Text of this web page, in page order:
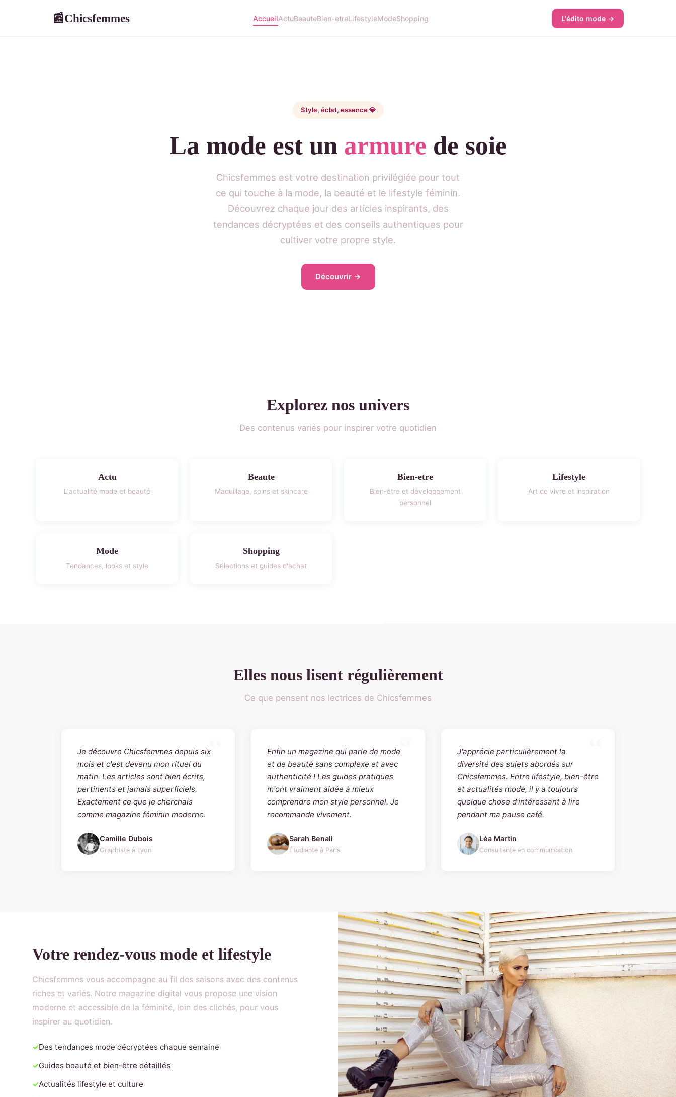
📰Chicsfemmes AccueilActuBeauteBien-etreLifestyleModeShopping L'édito mode →
Style, éclat, essence 💎
La mode est un armure de soie
Chicsfemmes est votre destination privilégiée pour tout
ce qui touche à la mode, la beauté et le lifestyle féminin.
Découvrez chaque jour des articles inspirants, des
tendances décryptées et des conseils authentiques pour
cultiver votre propre style.
Découvrir →
Explorez nos univers
Des contenus variés pour inspirer votre quotidien
Actu
L'actualité mode et beauté
Beaute
Maquillage, soins et skincare
Bien-etre
Bien-être et développement
personnel
Lifestyle
Art de vivre et inspiration
Mode
Tendances, looks et style
Shopping
Sélections et guides d'achat
Elles nous lisent régulièrement
Ce que pensent nos lectrices de Chicsfemmes
Je découvre Chicsfemmes depuis six
mois et c'est devenu mon rituel du
matin. Les articles sont bien écrits,
pertinents et jamais superficiels.
Exactement ce que je cherchais
comme magazine féminin moderne.
Camille Dubois
Graphiste à Lyon
Enfin un magazine qui parle de mode
et de beauté sans complexe et avec
authenticité ! Les guides pratiques
m'ont vraiment aidée à mieux
comprendre mon style personnel. Je
recommande vivement.
Sarah Benali
Étudiante à Paris
J'apprécie particulièrement la
diversité des sujets abordés sur
Chicsfemmes. Entre lifestyle, bien-être
et actualités mode, il y a toujours
quelque chose d'intéressant à lire
pendant ma pause café.
Léa Martin
Consultante en communication
Votre rendez-vous mode et lifestyle
Chicsfemmes vous accompagne au fil des saisons avec des contenus
riches et variés. Notre magazine digital vous propose une vision
moderne et accessible de la féminité, loin des clichés, pour vous
inspirer au quotidien.
Des tendances mode décryptées chaque semaine
Guides beauté et bien-être détaillés
Actualités lifestyle et culture